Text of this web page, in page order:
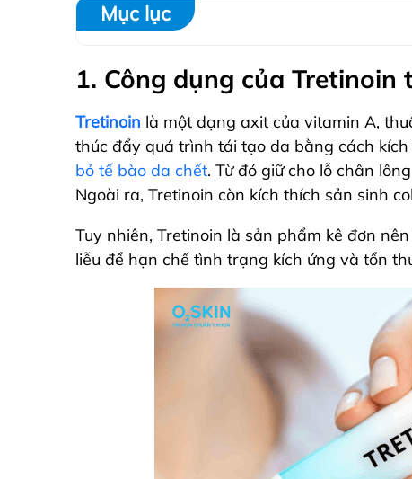
Mục lục
1. Công dụng của Tretinoin
Tretinoin là một dạng axit của vitamin A,
thúc đẩy quá trình tái tạo da bằng cách
bỏ tế bào da chết. Từ đó giữ cho lỗ chân
Ngoài ra, Tretinoin còn kích thích sản sinh
Tuy nhiên, Tretinoin là sản phẩm kê đơn
liễu để hạn chế tình trạng kích ứng và tổn